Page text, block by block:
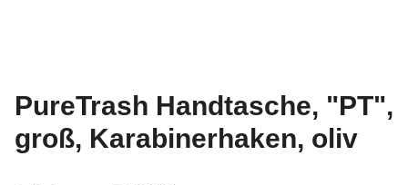
PureTrash Handtasche, "PT",
groß, Karabinerhaken, oliv